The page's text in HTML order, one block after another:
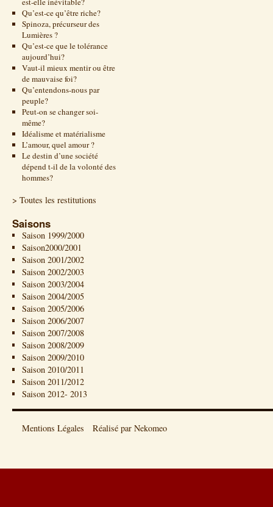
Qu’est-ce qu’être riche?
Spinoza, précurseur des
Lumières ?
Qu’est-ce que le tolérance
aujourd’hui?
Vaut-il mieux mentir ou être
de mauvaise foi?
Qu’entendons-nous par
peuple?
Peut-on se changer soi-
même?
Idéalisme et matérialisme
L’amour, quel amour ?
Le destin d’une société
dépend t-il de la volonté des
hommes?
> Toutes les restitutions
Saisons
Saison 1999/2000
Saison2000/2001
Saison 2001/2002
Saison 2002/2003
Saison 2003/2004
Saison 2004/2005
Saison 2005/2006
Saison 2006/2007
Saison 2007/2008
Saison 2008/2009
Saison 2009/2010
Saison 2010/2011
Saison 2011/2012
Saison 2012- 2013
Mentions Légales Réalisé par Nekomeo